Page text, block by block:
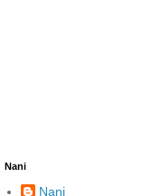
Nani
Nani